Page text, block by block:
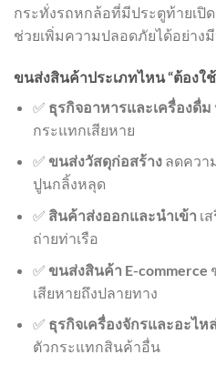
กระทั่งรถหกล้อที่มีประตูท้ายเปิ
ช่วยเพิ่มความปลอดภัยได้อย่าง
ขนส่งสินค้าประเภทไหน “ต้องใ
✅ ธุรกิจอาหารและเครื่องดื่ม
กระแทกเสียหาย
✅ ขนส่งวัสดุก่อสร้างลดควา
ปูนกลิ้งหลุด
✅ สินค้าส่งออกและนำเข้า เ
ถ่ายท่าเรือ
✅ ขนส่งสินค้า E-commerce
เสียหายถึงปลายทาง
✅ ธุรกิจเครื่องจักรและอะไห
ตัวกระแทกสินค้าอื่น